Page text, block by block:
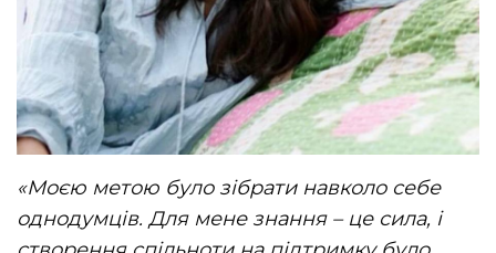
«Моєю метою було зібрати навколо себе
однодумців. Для мене знання – це сила, і